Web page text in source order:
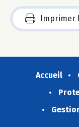
Imprimer
Accueil